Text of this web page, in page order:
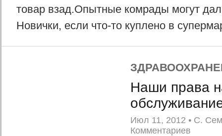
товар взад.Опытные комрады могут
Новички, если что-то куплено в
Наши права
Июл 11, 2012 • С.
Комментариев